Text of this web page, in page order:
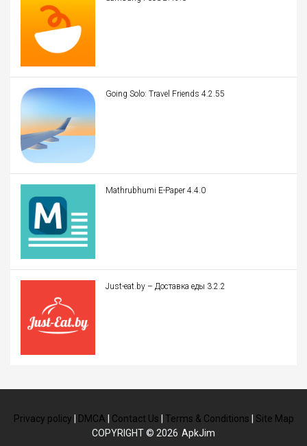
Going Solo: Travel Friends 4.2.55
Mathrubhumi E-Paper 4.4.0
Just-eat.by – Доставка еды 3.2.2
Privacy policy DMCA Contact Us Terms & Conditions
Site Map
COPYRIGHT © 2026 ApkJim